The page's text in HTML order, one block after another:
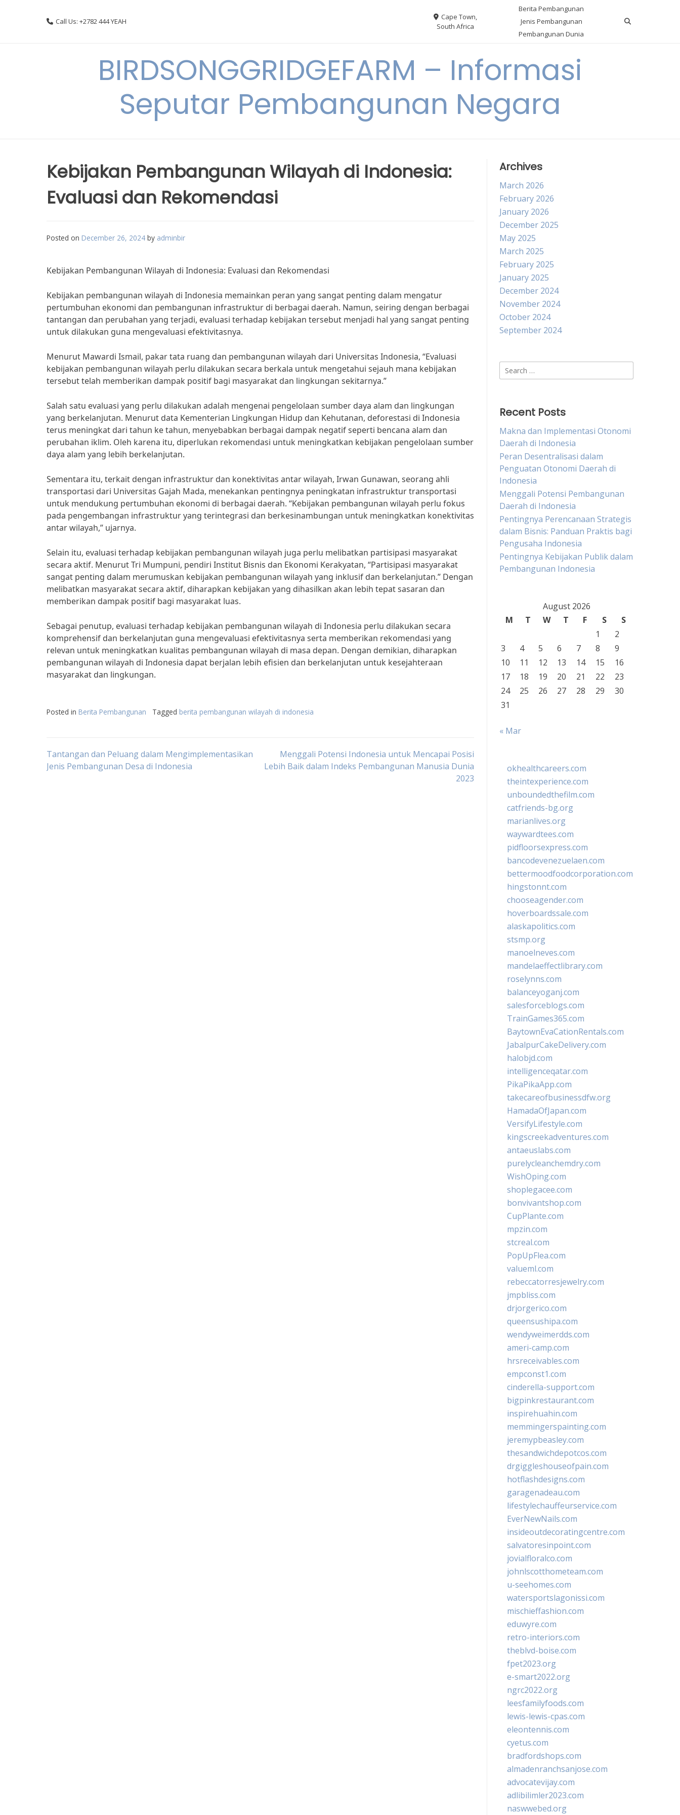
Call Us: +2782 444 YEAH
Cape Town,
South Africa
Berita Pembangunan
Jenis Pembangunan
Pembangunan Dunia
BIRDSONGGRIDGEFARM – Informasi
Seputar Pembangunan Negara
Kebijakan Pembangunan Wilayah di Indonesia:
Evaluasi dan Rekomendasi
Posted on December 26, 2024 by adminbir
Kebijakan Pembangunan Wilayah di Indonesia: Evaluasi dan Rekomendasi
Kebijakan pembangunan wilayah di Indonesia memainkan peran yang sangat penting dalam mengatur
pertumbuhan ekonomi dan pembangunan infrastruktur di berbagai daerah. Namun, seiring dengan berbagai
tantangan dan perubahan yang terjadi, evaluasi terhadap kebijakan tersebut menjadi hal yang sangat penting
untuk dilakukan guna mengevaluasi efektivitasnya.
Menurut Mawardi Ismail, pakar tata ruang dan pembangunan wilayah dari Universitas Indonesia, “Evaluasi
kebijakan pembangunan wilayah perlu dilakukan secara berkala untuk mengetahui sejauh mana kebijakan
tersebut telah memberikan dampak positif bagi masyarakat dan lingkungan sekitarnya.”
Salah satu evaluasi yang perlu dilakukan adalah mengenai pengelolaan sumber daya alam dan lingkungan
yang berkelanjutan. Menurut data Kementerian Lingkungan Hidup dan Kehutanan, deforestasi di Indonesia
terus meningkat dari tahun ke tahun, menyebabkan berbagai dampak negatif seperti bencana alam dan
perubahan iklim. Oleh karena itu, diperlukan rekomendasi untuk meningkatkan kebijakan pengelolaan sumber
daya alam yang lebih berkelanjutan.
Sementara itu, terkait dengan infrastruktur dan konektivitas antar wilayah, Irwan Gunawan, seorang ahli
transportasi dari Universitas Gajah Mada, menekankan pentingnya peningkatan infrastruktur transportasi
untuk mendukung pertumbuhan ekonomi di berbagai daerah. “Kebijakan pembangunan wilayah perlu fokus
pada pengembangan infrastruktur yang terintegrasi dan berkesinambungan untuk meningkatkan konektivitas
antar wilayah,” ujarnya.
Selain itu, evaluasi terhadap kebijakan pembangunan wilayah juga perlu melibatkan partisipasi masyarakat
secara aktif. Menurut Tri Mumpuni, pendiri Institut Bisnis dan Ekonomi Kerakyatan, “Partisipasi masyarakat
sangat penting dalam merumuskan kebijakan pembangunan wilayah yang inklusif dan berkelanjutan.” Dengan
melibatkan masyarakat secara aktif, diharapkan kebijakan yang dihasilkan akan lebih tepat sasaran dan
memberikan dampak positif bagi masyarakat luas.
Sebagai penutup, evaluasi terhadap kebijakan pembangunan wilayah di Indonesia perlu dilakukan secara
komprehensif dan berkelanjutan guna mengevaluasi efektivitasnya serta memberikan rekomendasi yang
relevan untuk meningkatkan kualitas pembangunan wilayah di masa depan. Dengan demikian, diharapkan
pembangunan wilayah di Indonesia dapat berjalan lebih efisien dan berkelanjutan untuk kesejahteraan
masyarakat dan lingkungan.
Posted in Berita Pembangunan Tagged berita pembangunan wilayah di indonesia
Post
Tantangan dan Peluang dalam Mengimplementasikan
Jenis Pembangunan Desa di Indonesia
Menggali Potensi Indonesia untuk Mencapai Posisi
Lebih Baik dalam Indeks Pembangunan Manusia Dunia
2023
Archives
March 2026
February 2026
January 2026
December 2025
May 2025
March 2025
February 2025
January 2025
December 2024
November 2024
October 2024
September 2024
Search
for:
Recent Posts
Makna dan Implementasi Otonomi
Daerah di Indonesia
Peran Desentralisasi dalam
Penguatan Otonomi Daerah di
Indonesia
Menggali Potensi Pembangunan
Daerah di Indonesia
Pentingnya Perencanaan Strategis
dalam Bisnis: Panduan Praktis bagi
Pengusaha Indonesia
Pentingnya Kebijakan Publik dalam
Pembangunan Indonesia
August 2026
M
T W T F S
S
1
2
3
4 5 6 7 8
9
10
11 12 13 14 15
16
17
18 19 20 21 22
23
24
25 26 27 28 29
30
31
« Mar
okhealthcareers.com
theintexperience.com
unboundedthefilm.com
catfriends-bg.org
marianlives.org
waywardtees.com
pidfloorsexpress.com
bancodevenezuelaen.com
bettermoodfoodcorporation.com
hingstonnt.com
chooseagender.com
hoverboardssale.com
alaskapolitics.com
stsmp.org
manoelneves.com
mandelaeffectlibrary.com
roselynns.com
balanceyoganj.com
salesforceblogs.com
TrainGames365.com
BaytownEvaCationRentals.com
JabalpurCakeDelivery.com
halobjd.com
intelligenceqatar.com
PikaPikaApp.com
takecareofbusinessdfw.org
HamadaOfJapan.com
VersifyLifestyle.com
kingscreekadventures.com
antaeuslabs.com
purelycleanchemdry.com
WishOping.com
shoplegacee.com
bonvivantshop.com
CupPlante.com
mpzin.com
stcreal.com
PopUpFlea.com
valueml.com
rebeccatorresjewelry.com
jmpbliss.com
drjorgerico.com
queensushipa.com
wendyweimerdds.com
ameri-camp.com
hrsreceivables.com
empconst1.com
cinderella-support.com
bigpinkrestaurant.com
inspirehuahin.com
memmingerspainting.com
jeremypbeasley.com
thesandwichdepotcos.com
drgiggleshouseofpain.com
hotflashdesigns.com
garagenadeau.com
lifestylechauffeurservice.com
EverNewNails.com
insideoutdecoratingcentre.com
salvatoresinpoint.com
jovialfloralco.com
johnlscotthometeam.com
u-seehomes.com
watersportslagonissi.com
mischieffashion.com
eduwyre.com
retro-interiors.com
theblvd-boise.com
fpet2023.org
e-smart2022.org
ngrc2022.org
leesfamilyfoods.com
lewis-lewis-cpas.com
eleontennis.com
cyetus.com
bradfordshops.com
almadenranchsanjose.com
advocatevijay.com
adlibilimler2023.com
naswwebed.org